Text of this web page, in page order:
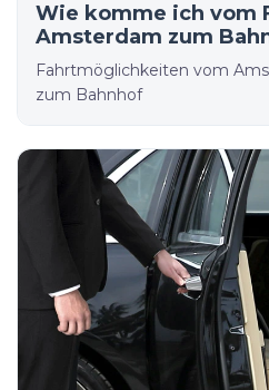
Wie komme ich vom
Amsterdam zum
Fahrtmöglichkeiten vom
zum Bahnhof